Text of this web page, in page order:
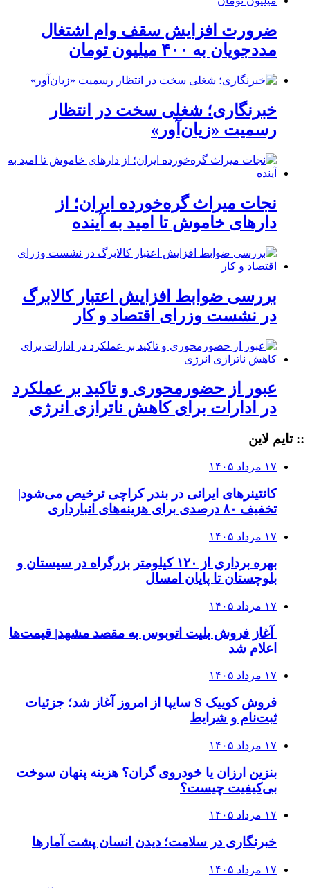
ضرورت افزایش سقف وام اشتغال
مددجویان به ۴۰۰ میلیون تومان
خبرنگاری؛ شغلی سخت در انتظار
رسمیت «زیان‌آور»
نجات میراث گره‌خورده ایران؛ از
دارهای خاموش تا امید به آینده
بررسی ضوابط افزایش اعتبار کالابرگ
در نشست وزرای اقتصاد و کار
عبور از حضورمحوری و تاکید بر عملکرد
در ادارات برای کاهش ناترازی انرژی
:: تایم لاین
۱۷ مرداد ۱۴۰۵
کانتینرهای ایرانی در بندر کراچی ترخیص می‌شود|
تخفیف ۸۰ درصدی برای هزینه‌های انبارداری
۱۷ مرداد ۱۴۰۵
بهره برداری از ۱۲۰ کیلومتر بزرگراه در سیستان و
بلوچستان تا پایان امسال
۱۷ مرداد ۱۴۰۵
آغاز فروش بلیت اتوبوس به مقصد مشهد| قیمت‌ها
اعلام شد
۱۷ مرداد ۱۴۰۵
فروش کوییک S سایپا از امروز آغاز شد؛ جزئیات
ثبت‌نام و شرایط
۱۷ مرداد ۱۴۰۵
بنزین ارزان یا خودروی گران؟ هزینه پنهان سوخت
بی‌کیفیت چیست؟
۱۷ مرداد ۱۴۰۵
خبرنگاری در سلامت؛ دیدن انسان پشت آمارها
۱۷ مرداد ۱۴۰۵